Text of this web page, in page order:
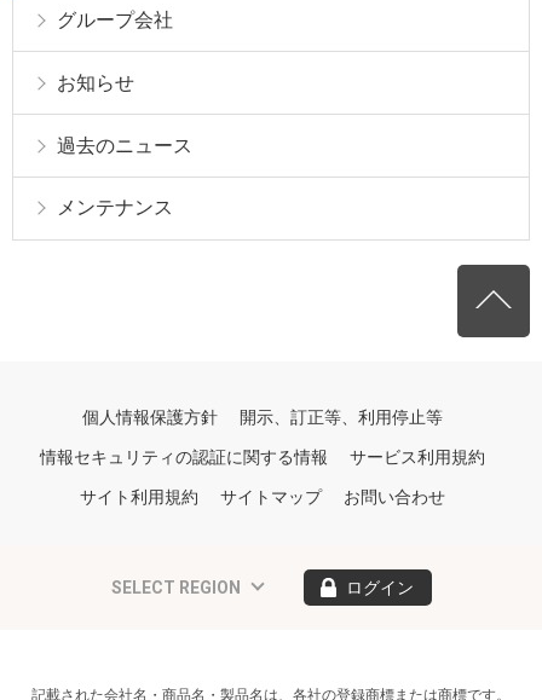
グループ会社
お知らせ
過去のニュース
メンテナンス
個人情報保護方針 開示、訂正等、利用停止等
情報セキュリティの認証に関する情報 サービス利用規約
サイト利用規約 サイトマップ お問い合わせ
SELECT REGION ログイン
記載された会社名・商品名・製品名は、各社の登録商標または商標です。